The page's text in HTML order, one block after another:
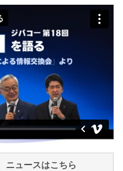
ニュースはこちら